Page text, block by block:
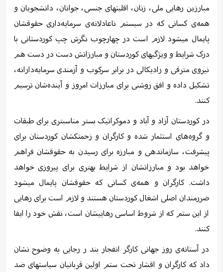
مبارزین رهایی ملی، زنان، اقلیتهای جنسی، جوانان، دانشجویان و
همەی کسانی کە در سیستم ناعادلانەی سرمایەداری حقوقشان
پایمال میشود لازم است در چهارچوب نگرش چپ کوردستانی با
درک شرایط و ویژگیهای کوردستان و مبارزاتش دست در دست هم
نیروی مترقی و رادیکالی در برابر سرکوب و آزمندی سرمایەدارانە،
تشکیل دادە و افق روشنی برای مبارزات امروز و آیندەشان ترسیم
کنند.
در کوردستان آزاد و آباد و دموکراتیک بستر مناسبتری برای طبقات
و گروەهای استثمار شدە و کارگران و زحمتکشان کوردستان برای
پیشرفت، سازماندهی و مبارزە برای رسیدن بە حقوقشان فراهم
خواهد بود و مبارزاتشان از شرایط بهتری برای پیروزی خواهد
داشت. کارگران و همەی کسانی کە حقوقشان پایمال میشود
ضررمندان اصلی اشغال کوردستان هستند و لازم است برای رهایی
از این ستم کە از شروط اساسی رهاییشان است، نقش خود را ایفا
کنند.
در آستانەی روز جهانی کارگر انفجار بند ر رجایی بە وضوح نشان
داد کە کارگران و اقشار تحت ستم اولین قربانیان سیاستهای ضد